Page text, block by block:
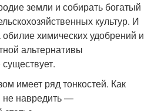
земли и собирать богатый
культур. И
химических удобрений и
альтернативы
имеет ряд тонкостей. Как
не навредить —